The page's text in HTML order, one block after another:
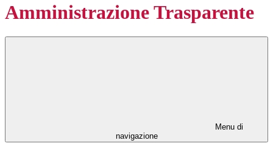
Amministrazione Trasparente
Menu di
navigazione